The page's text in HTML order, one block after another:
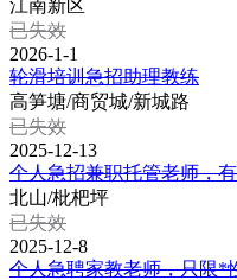
江南新区
已失效
2026-1-1
轮滑培训急招助理教练
高笋塘/商贸城/新城路
已失效
2025-12-13
个人急招兼职托管老师，
北山/枇杷坪
已失效
2025-12-8
个人急聘家教老师，只限*